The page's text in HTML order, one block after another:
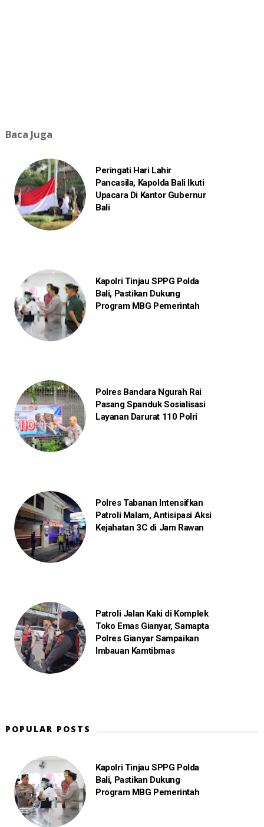
Baca Juga
Peringati Hari Lahir
Pancasila, Kapolda Bali Ikuti
Upacara Di Kantor Gubernur
Bali
Kapolri Tinjau SPPG Polda
Bali, Pastikan Dukung
Program MBG Pemerintah
Polres Bandara Ngurah Rai
Pasang Spanduk Sosialisasi
Layanan Darurat 110 Polri
Polres Tabanan Intensifkan
Patroli Malam, Antisipasi Aksi
Kejahatan 3C di Jam Rawan
Patroli Jalan Kaki di Komplek
Toko Emas Gianyar, Samapta
Polres Gianyar Sampaikan
Imbauan Kamtibmas
POPULAR POSTS
Kapolri Tinjau SPPG Polda
Bali, Pastikan Dukung
Program MBG Pemerintah